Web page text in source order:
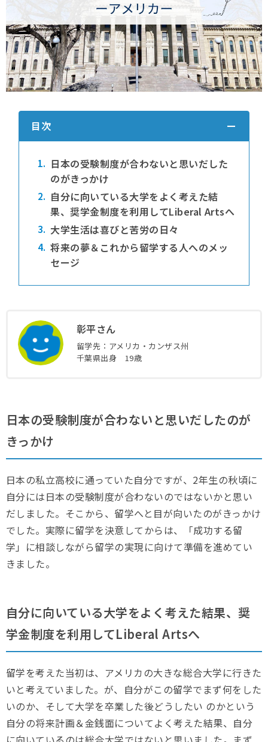
目次
1. 日本の受験制度が合わないと思いだした
のがきっかけ
2. 自分に向いている大学をよく考えた結
果、奨学金制度を利用してLiberal Artsへ
3. 大学生活は喜びと苦労の日々
4. 将来の夢＆これから留学する人へのメッ
セージ
彰平さん
留学先：アメリカ・カンザス州
千葉県出身 19歳
日本の受験制度が合わないと思いだしたのが
きっかけ
日本の私立高校に通っていた自分ですが、2年生の秋頃に
自分には日本の受験制度が合わないのではないかと思い
だしました。そこから、留学へと目が向いたのがきっかけ
でした。実際に留学を決意してからは、「成功する留
学」に相談しながら留学の実現に向けて準備を進めてい
きました。
自分に向いている大学をよく考えた結果、奨
学金制度を利用してLiberal Artsへ
留学を考えた当初は、アメリカの大きな総合大学に行きた
いと考えていました。が、自分がこの留学でまず何をした
いのか、そして大学を卒業した後どうしたい のかという
自分の将来計画＆金銭面についてよく考えた結果、自分